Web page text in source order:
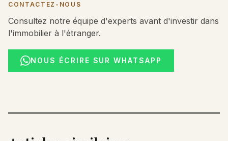
CONTACTEZ-NOUS
Consultez notre équipe d'experts avant d'investir dans
l'immobilier à l'étranger.
NOUS ÉCRIRE SUR WHATSAPP